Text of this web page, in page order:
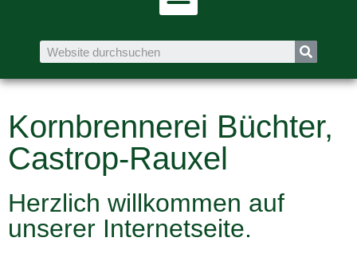
Kornbrennerei Büchter,
Castrop-Rauxel
Herzlich willkommen auf
unserer Internetseite.